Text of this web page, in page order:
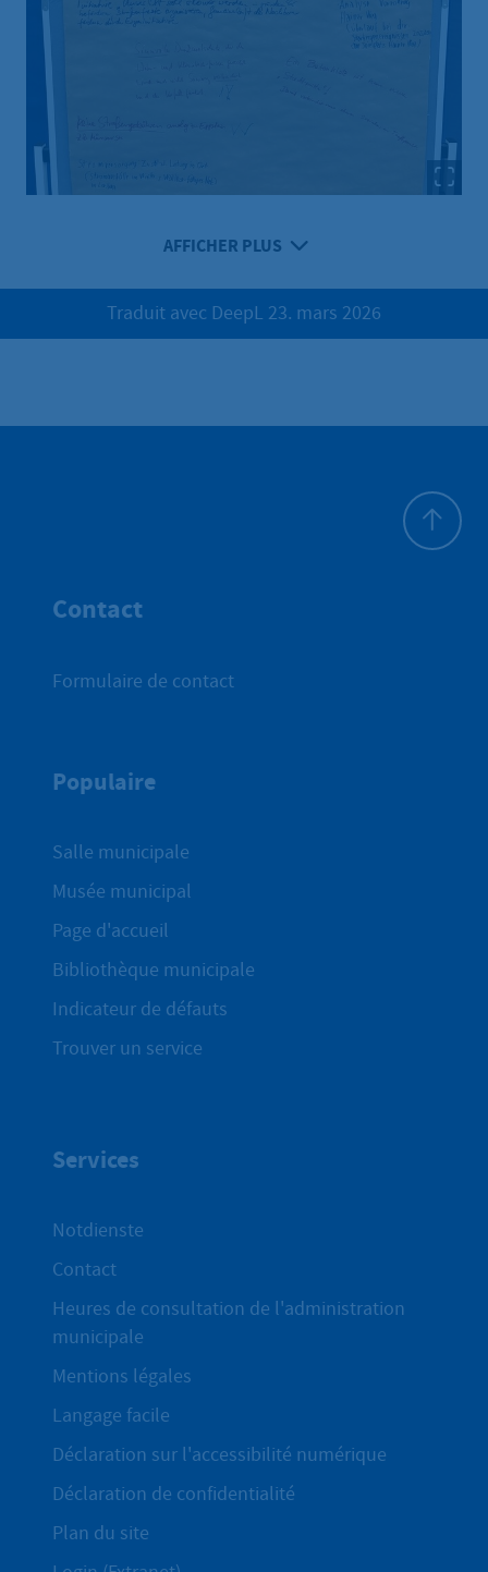
AFFICHER PLUS
Traduit avec DeepL 23. mars 2026
Contact
Formulaire de contact
Populaire
Salle municipale
Musée municipal
Page d'accueil
Bibliothèque municipale
Indicateur de défauts
Trouver un service
Services
Notdienste
Contact
Heures de consultation de l'administration
municipale
Mentions légales
Langage facile
Déclaration sur l'accessibilité numérique
Déclaration de confidentialité
Plan du site